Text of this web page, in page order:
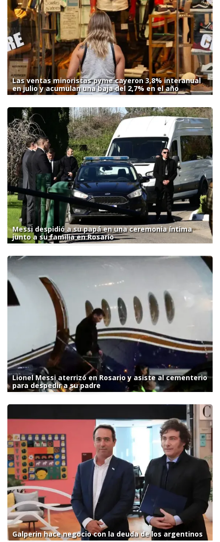
Las ventas minoristas pyme cayeron 3,8% interanual
en julio y acumulan una baja del 2,7% en el año
Messi despidió a su papá en una ceremonia íntima
junto a su familia en Rosario
Lionel Messi aterrizó en Rosario y asiste al cementerio
para despedir a su padre
Galperin hace negocio con la deuda de los argentinos